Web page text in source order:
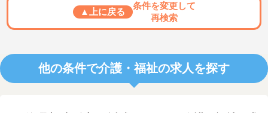
▲上に戻る
条件を変更して
再検索
他の条件で介護・福祉の求人を探す